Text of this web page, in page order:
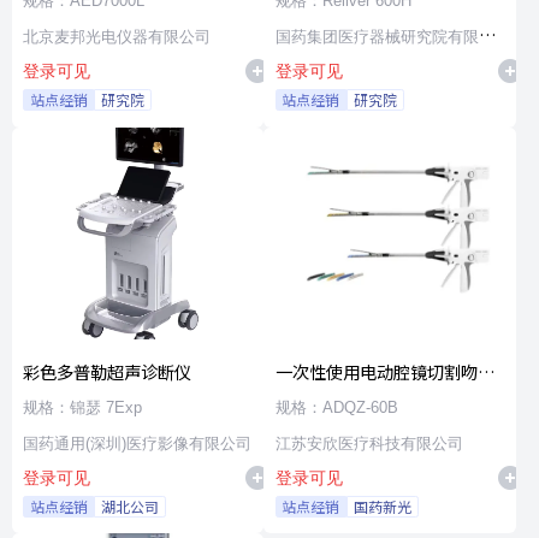
北京麦邦光电仪器有限公司
登录可见
站点经销 研究院
国药集团医疗器械研究院有限公
司
登录可见
站点经销 研究院
彩色多普勒超声诊断仪
规格：锦瑟 7Exp
国药通用(深圳)医疗影像有限公司
登录可见
站点经销 湖北公司
一次性使用电动腔镜切割吻合
器及组件
规格：ADQZ-60B
江苏安欣医疗科技有限公司
登录可见
站点经销 国药新光